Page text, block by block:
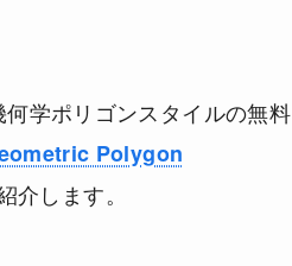
学ポリゴンスタイルの無料
Polygon
します。